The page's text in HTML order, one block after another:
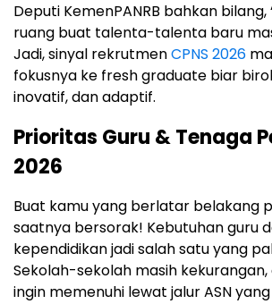
Deputi KemenPANRB bahkan bilang,
ruang buat talenta-talenta baru
Jadi, sinyal rekrutmenCPNS 2026
fokusnya ke fresh graduate biar
inovatif, dan adaptif.
Prioritas Guru & Tenaga
2026
Buat kamu yang berlatar belakang
saatnya bersorak! Kebutuhan guru
kependidikan jadi salah satu yang
Sekolah-sekolah masih
ingin memenuhi lewat jalur ASN